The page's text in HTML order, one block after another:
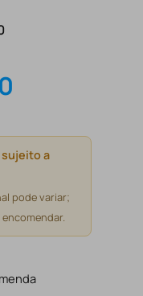
a
pode variar;